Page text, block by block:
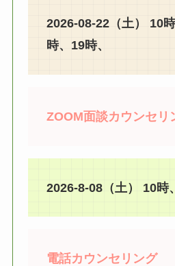
2026-08-22（土） 10
時、19時、
ZOOM面談カウンセリ
2026-8-08（土） 10時
電話カウンセリング